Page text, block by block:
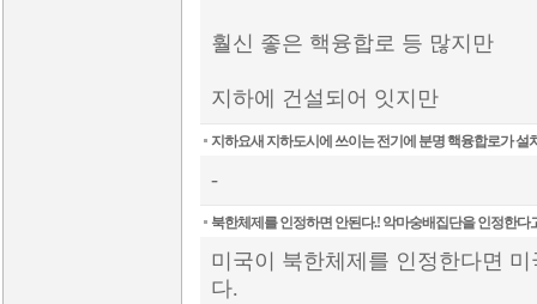
훨신 좋은 핵융합로 등 많지만
지하에 건설되어 잇지만
지하요새 지하도시에 쓰이는 전기에 분명 핵융합로가 설
-
북한체제를 인정하면 안된다.! 악마숭배집단을 인정한다
미국이 북한체제를 인정한다면
다.